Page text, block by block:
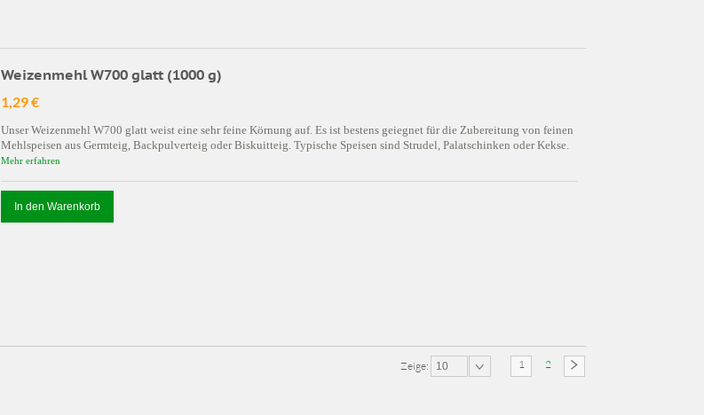
Weizenmehl W700 glatt (1000 g)
1,29 €
Unser Weizenmehl W700 glatt weist eine sehr feine Körnung auf. Es ist bestens geiegnet für die Zubereitung von feinen
Mehlspeisen aus Germteig, Backpulverteig oder Biskuitteig. Typische Speisen sind Strudel, Palatschinken oder Kekse.
Mehr erfahren
In den Warenkorb
1 2
Zeige: 10